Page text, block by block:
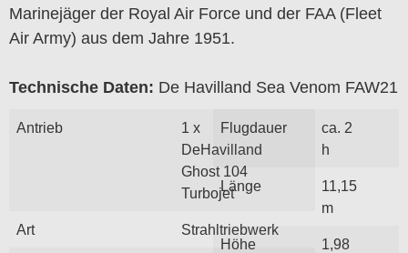
Marinejäger der Royal Air Force und der FAA (Fleet
Air Army) aus dem Jahre 1951.
Technische Daten: De Havilland Sea Venom FAW21
Antrieb
1 x
DeHavilland
Ghost 104
Turbojet
Art Strahltriebwerk
Flugdauer
ca. 2
h
Länge
11,15
m
Höhe
1,98